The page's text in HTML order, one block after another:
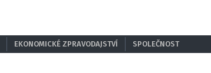
EKONOMICKÉ ZPRAVODAJSTVÍ SPOLEČNOST